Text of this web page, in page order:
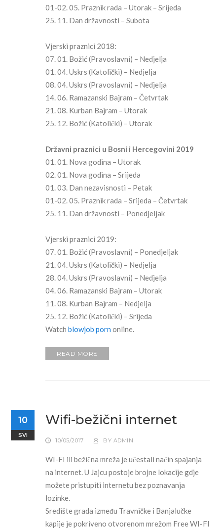
01-02. 05. Praznik rada – Utorak – Srijeda
25. 11. Dan državnosti – Subota
Vjerski praznici 2018:
07. 01. Božić (Pravoslavni) – Nedjelja
01. 04. Uskrs (Katolički) – Nedjelja
08. 04. Uskrs (Pravoslavni) – Nedjelja
14. 06. Ramazanski Bajram – Četvrtak
21. 08. Kurban Bajram – Utorak
25. 12. Božić (Katolički) – Utorak
Državni praznici u Bosni i Hercegovini 2019
01. 01. Nova godina – Utorak
02. 01. Nova godina – Srijeda
01. 03. Dan nezavisnosti – Petak
01-02. 05. Praznik rada – Srijeda – Četvrtak
25. 11. Dan državnosti – Ponedjeljak
Vjerski praznici 2019:
07. 01. Božić (Pravoslavni) – Ponedjeljak
21. 04. Uskrs (Katolički) – Nedjelja
28. 04. Uskrs (Pravoslavni) – Nedjelja
04. 06. Ramazanski Bajram – Utorak
11. 08. Kurban Bajram – Nedjelja
25. 12. Božić (Katolički) – Srijeda
Watchblowjob porn online.
READ MORE
10
SVI
Wifi-bežični internet
10/05/2017 BY ADMIN
WI-FI ili bežična mreža je učestali način spajanja
na internet. U Jajcu postoje brojne lokacije gdje
možete pristupiti internetu bez poznavanja
lozinke.
Središte grada između Travničke i Banjalučke
kapije je pokriveno otvorenom mrežom Free WI-FI